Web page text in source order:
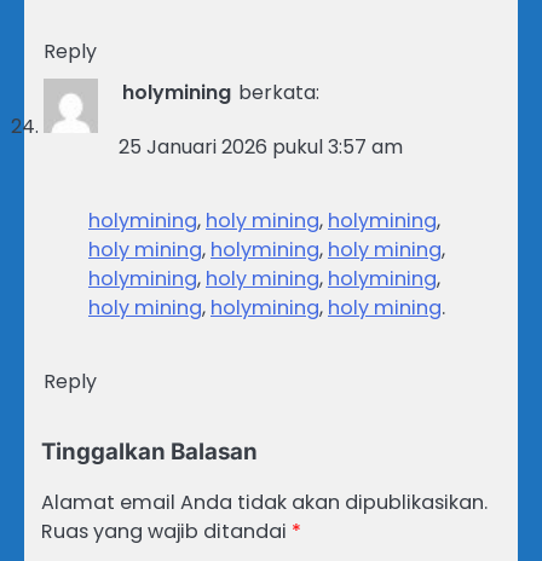
Reply
holymining berkata:
25 Januari 2026 pukul 3:57 am
holymining, holy mining, holymining,
holy mining, holymining, holy mining,
holymining, holy mining, holymining,
holy mining, holymining, holy mining.
Reply
Tinggalkan Balasan
Alamat email Anda tidak akan dipublikasikan.
Ruas yang wajib ditandai *